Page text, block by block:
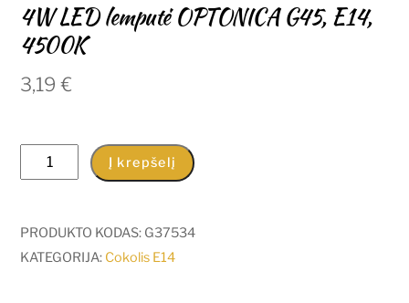
4W LED lemputė OPTONICA G45, E14,
4500K
3,19€
produkto
kiekis:
LED
lemputė
Į krepšelį
PRODUKTO KODAS: G37534
KATEGORIJA: Cokolis E14